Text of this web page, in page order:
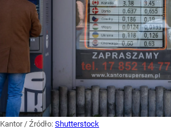
Kantor / Źródło: Shutterstock